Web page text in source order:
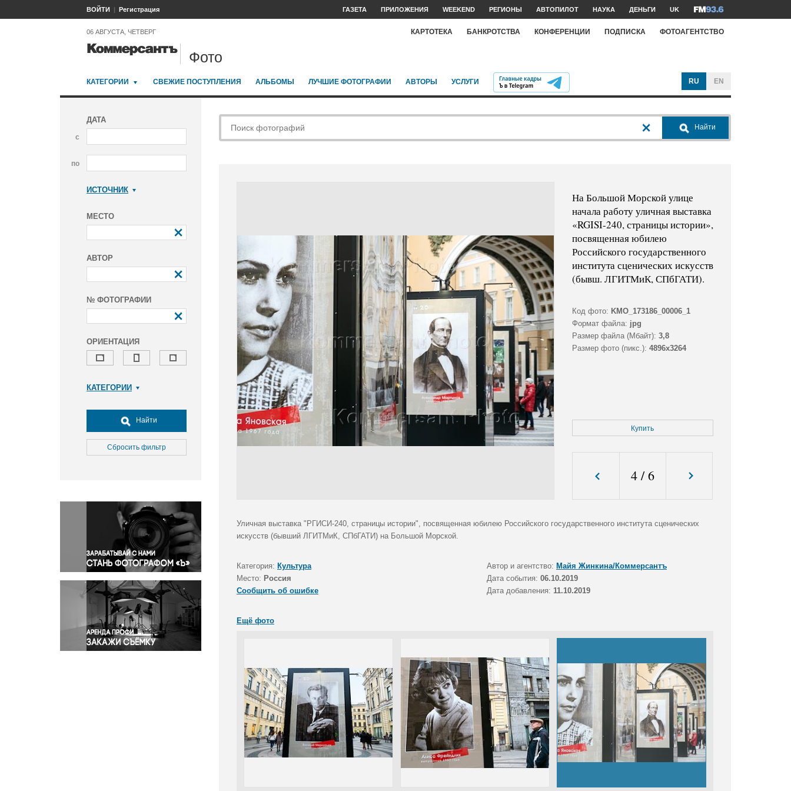
ВОЙТИ Регистрация ГАЗЕТА ПРИЛОЖЕНИЯ WEEKEND РЕГИОНЫ АВТОПИЛОТ НАУКА ДЕНЬГИ UK
06 АВГУСТА, ЧЕТВЕРГ КАРТОТЕКА БАНКРОТСТВА КОНФЕРЕНЦИИ ПОДПИСКА ФОТОАГЕНТСТВО
Фото
КАТЕГОРИИ СВЕЖИЕ ПОСТУПЛЕНИЯ АЛЬБОМЫ ЛУЧШИЕ ФОТОГРАФИИ АВТОРЫ УСЛУГИ RU EN
ДАТА
с
по
ИСТОЧНИК
МЕСТО
АВТОР
№ ФОТОГРАФИИ
ОРИЕНТАЦИЯ
КАТЕГОРИИ
Досуг, туризм и отдых
Культура
Медицина
Окружающая среда
Политика
Правосудие
Происшествия и конфликты
Религия
Светская жизнь
Спорт
Экология
Экономика и бизнес
Найти
Сбросить фильтр
Найти
На Большой Морской улице
начала работу уличная выставка
«RGISI-240, страницы истории»,
посвященная юбилею
Российского государственного
института сценических искусств
(бывш. ЛГИТМиК, СПбГАТИ).
Код фото: KMO_173186_00006_1
Формат файла: jpg
Размер файла (Мбайт): 3,8
Размер фото (пикс.): 4896x3264
Купить
4/6
Уличная выставка "РГИСИ-240, страницы истории", посвященная юбилею Российского государственного института сценических
искусств (бывший ЛГИТМиК, СПбГАТИ) на Большой Морской.
Категория: Культура Автор и агентство: Майя Жинкина/Коммерсантъ
Место: Россия Дата события: 06.10.2019
Сообщить об ошибке
Дата добавления: 11.10.2019
Ещё фото